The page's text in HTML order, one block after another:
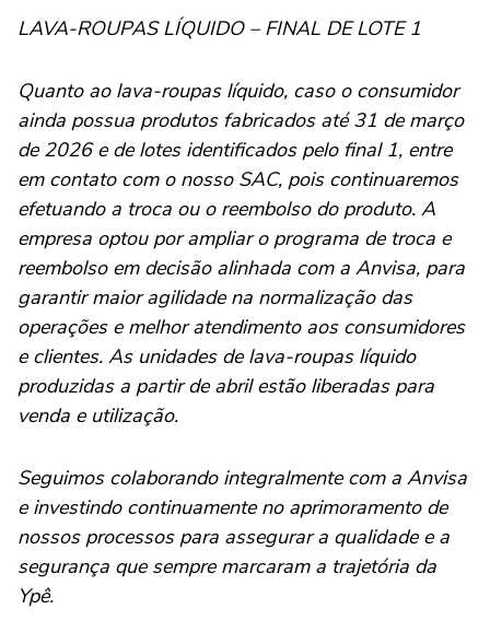
LAVA-ROUPAS LÍQUIDO – FINAL DE LOTE 1
Quanto ao lava-roupas líquido, caso o consumidor
ainda possua produtos fabricados até 31 de março
de 2026 e de lotes identificados pelo final 1, entre
em contato com o nosso SAC, pois continuaremos
efetuando a troca ou o reembolso do produto. A
empresa optou por ampliar o programa de troca e
reembolso em decisão alinhada com a Anvisa, para
garantir maior agilidade na normalização das
operações e melhor atendimento aos consumidores
e clientes. As unidades de lava-roupas líquido
produzidas a partir de abril estão liberadas para
venda e utilização.
Seguimos colaborando integralmente com a Anvisa
e investindo continuamente no aprimoramento de
nossos processos para assegurar a qualidade e a
segurança que sempre marcaram a trajetória da
Ypê.